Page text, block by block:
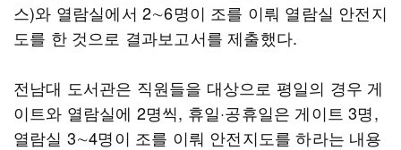
스)와 열람실에서 2∼6명이 조를 이뤄 열람실 안전지
도를 한 것으로 결과보고서를 제출했다.
전남대 도서관은 직원들을 대상으로 평일의 경우 게
이트와 열람실에 2명씩, 휴일·공휴일은 게이트 3명,
열람실 3∼4명이 조를 이뤄 안전지도를 하라는 내용